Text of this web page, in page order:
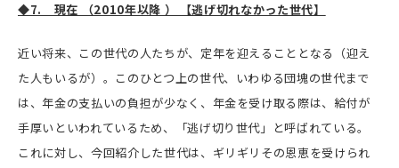
◆7. 現在 （2010年以降 ） 【逃げ切れなかった世代】
近い将来、この世代の人たちが、定年を迎えることとなる（迎え
た人もいるが）。このひとつ上の世代、いわゆる団塊の世代まで
は、年金の支払いの負担が少なく、年金を受け取る際は、給付が
手厚いといわれているため、「逃げ切り世代」と呼ばれている。
これに対し、今回紹介した世代は、ギリギリその恩恵を受けられ